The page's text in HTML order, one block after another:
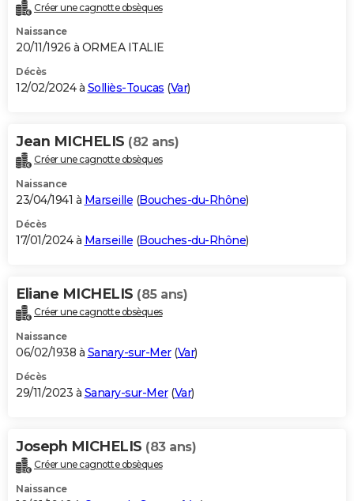
Créer une cagnotte obsèques
Naissance
20/11/1926 à ORMEA ITALIE
Décès
12/02/2024 à Solliès-Toucas (Var)
Jean MICHELIS (82 ans)
Créer une cagnotte obsèques
Naissance
23/04/1941 à Marseille (Bouches-du-Rhône)
Décès
17/01/2024 à Marseille (Bouches-du-Rhône)
Eliane MICHELIS (85 ans)
Créer une cagnotte obsèques
Naissance
06/02/1938 à Sanary-sur-Mer(Var)
Décès
29/11/2023 à Sanary-sur-Mer(Var)
Joseph MICHELIS (83 ans)
Créer une cagnotte obsèques
Naissance